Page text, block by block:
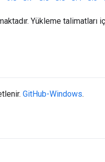
Yükleme talimatları
GitHub-Windows.